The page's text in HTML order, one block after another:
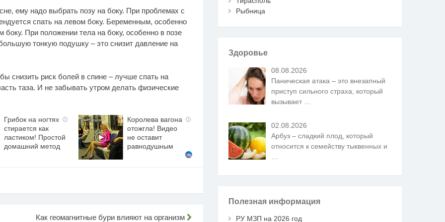
ему надо выбрать позу на боку. При проблемах с
спать на левом боку. Беременным, особенно
При положении тела на боку, особенно в позе
тонкую подушку – это снизит давление на
снизить риск болей в спине – лучше спать на
таза. И не забывать утром делать физические
i
Грибок на ногтях
стирается как
ластиком! Простой
домашний метод
i
Королева вагона
отожгла! Видео
не оставит
равнодушным
Как геомагнитные бури влияют на организм
Рыбница
Здоровье
08.08.2026
Паническая атака – это внезапный
приступ сильного страха, который
вызывает
02.08.2026
Арбуз – сладкий плод, который
относится к семейству тыквенных и
Полезная информация
РУ МЗП на 2026 год